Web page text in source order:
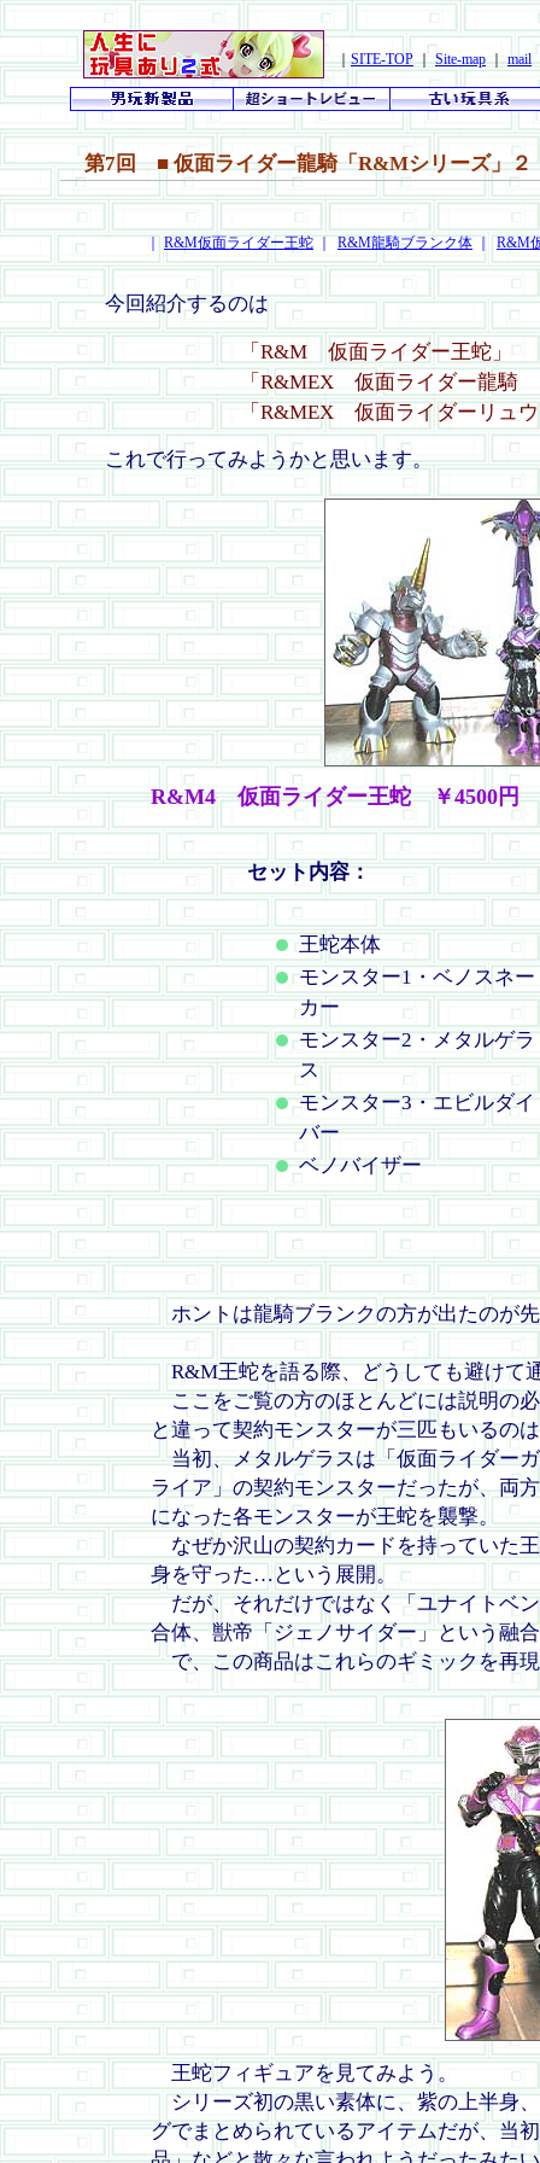
｜SITE-TOP｜Site-map｜mail
第7回 ■ 仮面ライダー龍騎「R&Mシリーズ」２
R&M仮面ライダー王蛇 R&M龍騎ブランク体 R&M
今回紹介するのは
「R&M 仮面ライダー王蛇」
「R&MEX 仮面ライダー龍騎
「R&MEX 仮面ライダーリュ
これで行ってみようかと思います。
R&M4 仮面ライダー王蛇 ￥4500円
セット内容：
王蛇本体
モンスター1・ベノスネー
カー
モンスター2・メタルゲラ
ス
モンスター3・エビルダイ
バー
ベノバイザー
ホントは龍騎ブランクの方が出たのが
R&M王蛇を語る際、どうしても避けて
ここをご覧の方のほとんどには説明の
と違って契約モンスターが三匹もいるの
当初、メタルゲラスは「仮面ライダー
ライア」の契約モンスターだったが、両
になった各モンスターが王蛇を襲撃。
なぜか沢山の契約カードを持っていた
身を守った…という展開。
だが、それだけではなく「ユナイトベ
合体、獣帝「ジェノサイダー」という融
で、この商品はこれらのギミックを再
王蛇フィギュアを見てみよう。
シリーズ初の黒い素体に、紫の上半身
グでまとめられているアイテムだが、当